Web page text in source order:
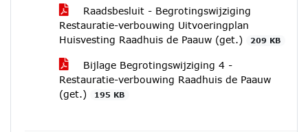
Raadsbesluit - Begrotingswijziging
Restauratie-verbouwing Uitvoeringplan
Huisvesting Raadhuis de Paauw (get.)
209 KB
Bijlage Begrotingswijziging 4 -
Restauratie-verbouwing Raadhuis de Paauw
(get.)
195 KB